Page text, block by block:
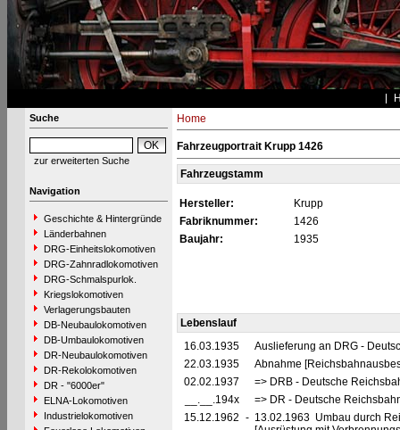
Suche
zur erweiterten Suche
Navigation
Geschichte & Hintergründe
Länderbahnen
DRG-Einheitslokomotiven
DRG-Zahnradlokomotiven
DRG-Schmalspurlok.
Kriegslokomotiven
Verlagerungsbauten
DB-Neubaulokomotiven
DB-Umbaulokomotiven
DR-Neubaulokomotiven
DR-Rekolokomotiven
DR - "6000er"
ELNA-Lokomotiven
Industrielokomotiven
Home
Fahrzeugportrait Krupp 1426
Fahrzeugstamm
Hersteller:
Krupp
Fabriknummer:
1426
Baujahr:
1935
Lebenslauf
16.03.1935
Auslieferung an DRG -
22.03.1935
Abnahme
02.02.1937
=> DRB - Deutsche
__.__.194x
=> DR - Deutsche
15.12.1962 - 13.02.1963 Umbau durch